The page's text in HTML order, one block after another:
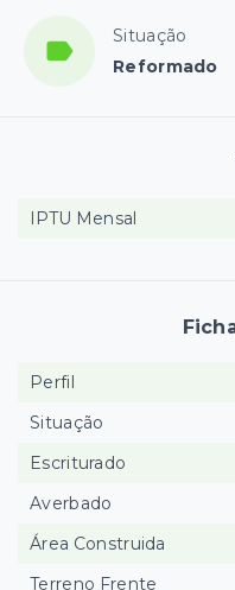
Situação
Reformado
IPTU Mensal
Perfil
Situação
Escriturado
Averbado
Área Construida
Terreno Frente